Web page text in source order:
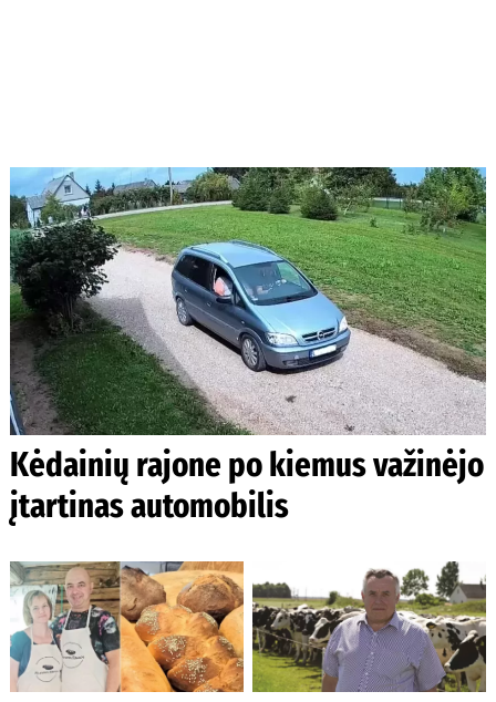
Kėdainių rajone po kiemus važinėjo
įtartinas automobilis